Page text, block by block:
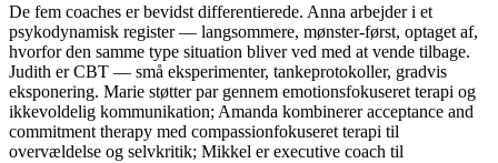
De fem coaches er bevidst differentierede. Anna arbejder i et
psykodynamisk register — langsommere, mønster-først, optaget af,
hvorfor den samme type situation bliver ved med at vende tilbage.
Judith er CBT — små eksperimenter, tankeprotokoller, gradvis
eksponering. Marie støtter par gennem emotionsfokuseret terapi og
ikkevoldelig kommunikation; Amanda kombinerer acceptance and
commitment therapy med compassionfokuseret terapi til
overvældelse og selvkritik; Mikkel er executive coach til